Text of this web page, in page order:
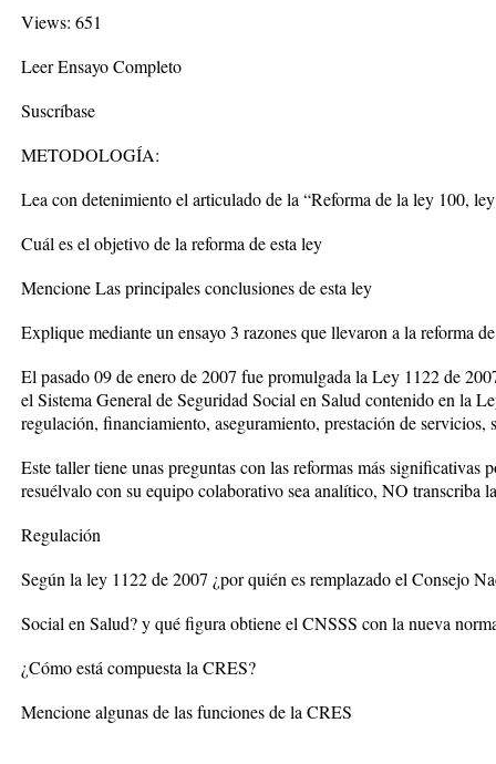
Views: 651
Leer Ensayo Completo
Suscríbase
METODOLOGÍA:
Lea con detenimiento el articulado de la “Reforma de la ley 100,
Cuál es el objetivo de la reforma de esta ley
Mencione Las principales conclusiones de esta ley
Explique mediante un ensayo 3 razones que llevaron a la reforma
El pasado 09 de enero de 2007 fue promulgada la Ley 1122 de
el Sistema General de Seguridad Social en Salud contenido en la
regulación, financiamiento, aseguramiento, prestación de
Este taller tiene unas preguntas con las reformas más significativas
resuélvalo con su equipo colaborativo sea analítico, NO transcriba
Regulación
Según la ley 1122 de 2007 ¿por quién es remplazado el Consejo
Social en Salud? y qué figura obtiene el CNSSS con la nueva
¿Cómo está compuesta la CRES?
Mencione algunas de las funciones de la CRES